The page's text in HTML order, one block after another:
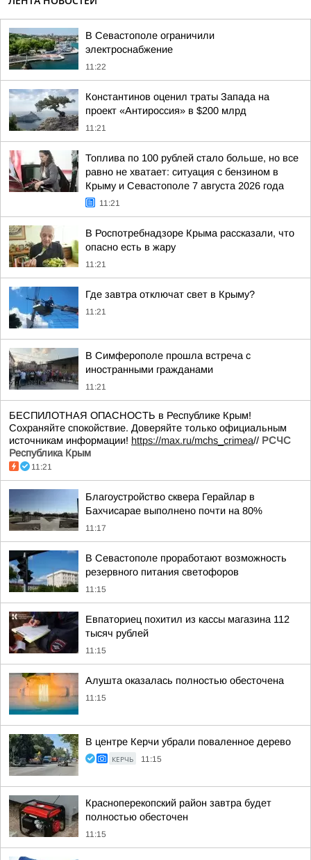
В Севастополе ограничили
электроснабжение
11:22
Константинов оценил траты Запада на
проект «Антироссия» в $200 млрд
11:21
Топлива по 100 рублей стало больше, но все
равно не хватает: ситуация с бензином в
Крыму и Севастополе 7 августа 2026 года
11:21
В Роспотребнадзоре Крыма рассказали, что
опасно есть в жару
11:21
Где завтра отключат свет в Крыму?
11:21
В Симферополе прошла встреча с
иностранными гражданами
11:21
БЕСПИЛОТНАЯ ОПАСНОСТЬ в Республике Крым!
Сохраняйте спокойствие. Доверяйте только официальным
источникам информации! https://max.ru/mchs_crimea// РСЧС
Республика Крым
11:21
Благоустройство сквера Герайлар в
Бахчисарае выполнено почти на 80%
11:17
В Севастополе проработают возможность
резервного питания светофоров
11:15
Евпаториец похитил из кассы магазина 112
тысяч рублей
11:15
Алушта оказалась полностью обесточена
11:15
В центре Керчи убрали поваленное дерево
КЕРЧЬ 11:15
Красноперекопский район завтра будет
полностью обесточен
11:15